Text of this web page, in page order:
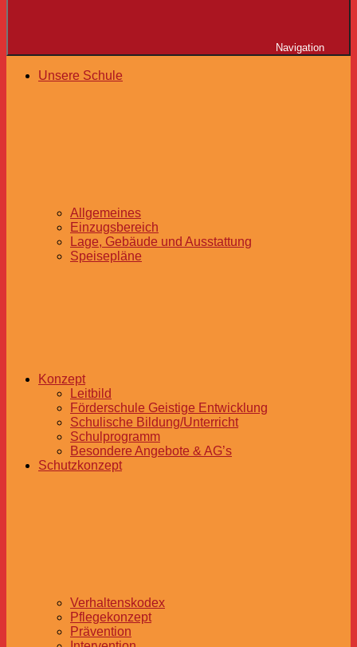
Navigation
Unsere Schule
Allgemeines
Einzugsbereich
Lage, Gebäude und Ausstattung
Speisepläne
Konzept
Leitbild
Förderschule Geistige Entwicklung
Schulische Bildung/Unterricht
Schulprogramm
Besondere Angebote & AG’s
Schutzkonzept
Verhaltenskodex
Pflegekonzept
Prävention